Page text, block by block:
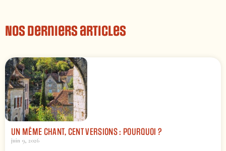
Nos derniers articles
UN MÊME CHANT, CENT VERSIONS : POURQUOI ?
juin 9, 2026